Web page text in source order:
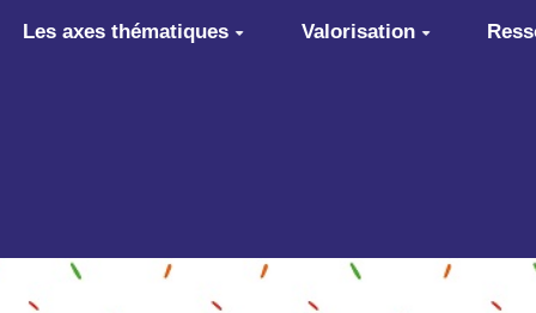
Les axes thématiques Valorisation